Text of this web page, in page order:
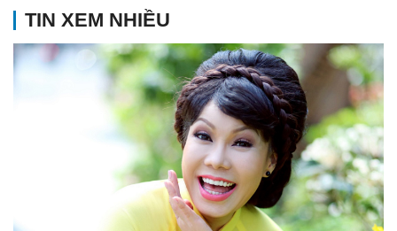
TIN XEM NHIỀU